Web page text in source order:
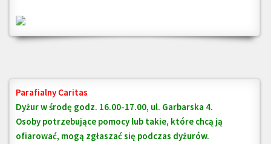
Parafialny Caritas
Dyżur w środę godz. 16.00-17.00, ul. Garbarska 4.
Osoby potrzebujące pomocy lub takie, które chcą ją
ofiarować, mogą zgłaszać się podczas dyżurów.